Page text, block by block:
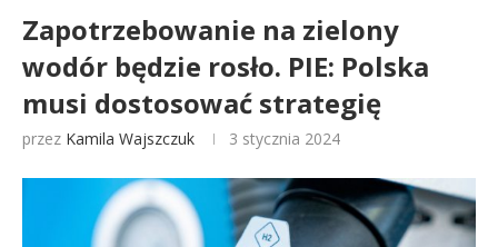
Zapotrzebowanie na zielony
wodór będzie rosło. PIE: Polska
musi dostosować strategię
przez Kamila Wajszczuk 3 stycznia 2024